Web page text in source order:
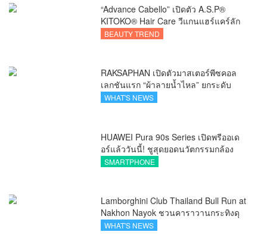
“Advance Cabello” เปิดตัว A.S.P®
KITOKO® Hair Care วีแกนแฮร์แคร์ลัก
ชัวรีจากอังกฤษ ยกระดับการดูแลเส้นผม
BEAUTY TREND
RAKSAPHAN เปิดตัวมาสเตอร์พีซคอล
เลกชันแรก “ผ้าลายน้ำไหล” ยกระดับ
ภูมิปัญญาท้องถิ่นสู่งานศิลป์ระดับสากล
WHAT'S NEWS
HUAWEI Pura 90s Series เปิดพรีออเด
อร์แล้ววันนี้! ชูสุดยอดนวัตกรรมกล้อง
พร้อม AI อัจฉริยะและ 5G Advanced
SMARTPHONE
Lamborghini Club Thailand Bull Run at
Nakhon Nayok ชวนคาราวานกระทิงดุ
สัมผัสธรรมชาติเมืองรอง ณ นครนายก
WHAT'S NEWS